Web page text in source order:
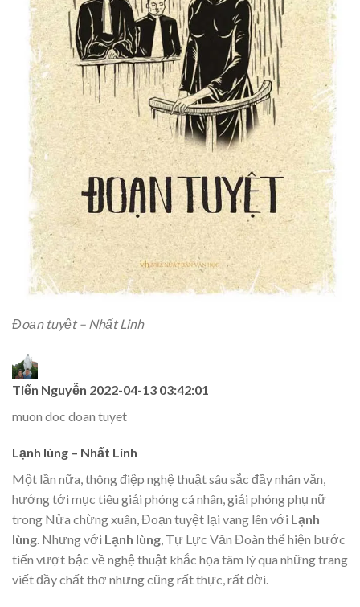
Đoạn tuyệt – Nhất Linh
Tiến Nguyễn 2022-04-13 03:42:01
muon doc doan tuyet
Lạnh lùng – Nhất Linh
Một lần nữa, thông điệp nghệ thuật sâu sắc đầy nhân văn,
hướng tới mục tiêu giải phóng cá nhân, giải phóng phụ nữ
trong Nửa chừng xuân, Đoạn tuyệt lại vang lên với Lạnh
lùng. Nhưng với Lạnh lùng, Tự Lực Văn Đoàn thể hiện bước
tiến vượt bậc về nghệ thuật khắc họa tâm lý qua những trang
viết đầy chất thơ nhưng cũng rất thực, rất đời.